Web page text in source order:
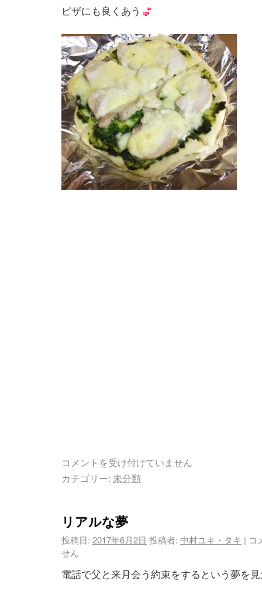
ピザにも良くあう
コメントを受け付けていません
カテゴリー: 未分類
リアルな夢
投稿日: 2017年6月2日 投稿者: 中村ユキ・タキ | コ
せん
電話で父と来月会う約束をするという夢を